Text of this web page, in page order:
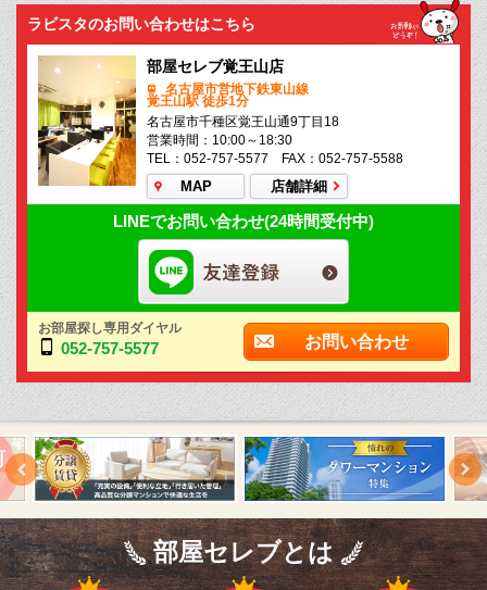
ラビスタのお問い合わせはこちら
部屋セレブ覚王山店
名古屋市営地下鉄東山線
覚王山駅 徒歩1分
名古屋市千種区覚王山通9丁目18
営業時間：10:00～18:30
TEL：052-757-5577 FAX：052-757-5588
MAP 店舗詳細
LINEでお問い合わせ(24時間受付中)
お部屋探し専用ダイヤル
052-757-5577 お問い合わせ
部屋セレブとは